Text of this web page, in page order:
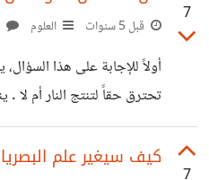
7
قبل 5 سنوات العلوم
أولاً للإجابة على هذا
تحترق حقاً لتنتج النار أم لا .
الشائعة التي وهي
المواد التي تحتاج للأكسجين
كيف سيغير علم